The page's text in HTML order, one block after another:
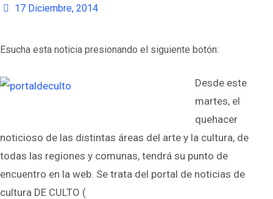
17 Diciembre, 2014
Esucha esta noticia presionando el siguiente botón:
Desde este
martes, el
quehacer
noticioso de las distintas áreas del arte y la cultura, de
todas las regiones y comunas, tendrá su punto de
encuentro en la web. Se trata del portal de noticias de
cultura DE CULTO (